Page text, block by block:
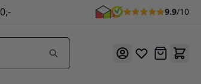
9.9/10
Offerte